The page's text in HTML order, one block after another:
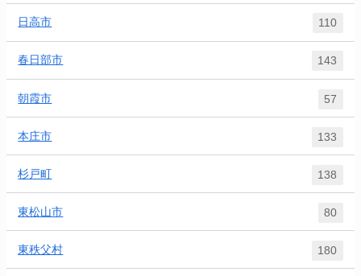
日高市 110
春日部市 143
朝霞市 57
本庄市 133
杉戸町 138
東松山市 80
東秩父村 180